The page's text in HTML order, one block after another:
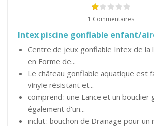
1 Commentaires
Intex piscine gonflable enfant/
Centre de jeux gonflable Intex de la
en Forme de...
Le château gonflable aquatique est
vinyle résistant et...
comprend : une Lance et un bouclier
également d'un...
inclut : bouchon de Drainage pour un